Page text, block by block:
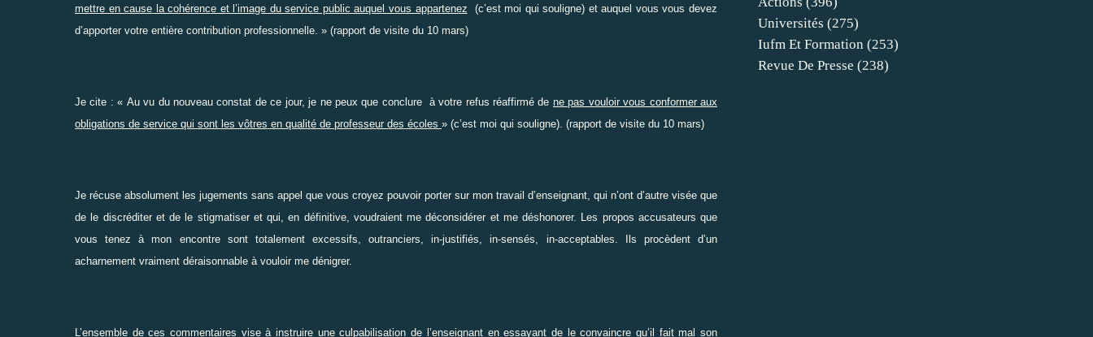
mettre en cause la cohérence et l’image du service public auquel vous appartenez
(c’est moi qui souligne) et auquel vous vous devez
d’apporter votre entière contribution professionnelle. » (rapport de visite du 10 mars)
Je cite : « Au vu du nouveau constat de ce jour, je ne peux que conclure à votre refus réaffirmé de ne pas vouloir vous conformer aux
obligations de service qui sont les vôtres en qualité de professeur des écoles » (c’est moi qui souligne). (rapport de visite du 10 mars)
Je récuse absolument les jugements sans appel que vous croyez pouvoir porter sur mon travail d’enseignant, qui n’ont d’autre visée que
de le discréditer et de le stigmatiser et qui, en définitive, voudraient me déconsidérer et me déshonorer. Les propos accusateurs que
vous tenez à mon encontre sont totalement excessifs, outranciers, in-justifiés, in-sensés, in-acceptables. Ils procèdent d’un
acharnement vraiment déraisonnable à vouloir me dénigrer.
L’ensemble de ces commentaires vise à instruire une culpabilisation de l’enseignant en essayant de le convaincre qu’il fait mal son
Universités (275)
Iufm Et Formation (253)
Revue De Presse (238)